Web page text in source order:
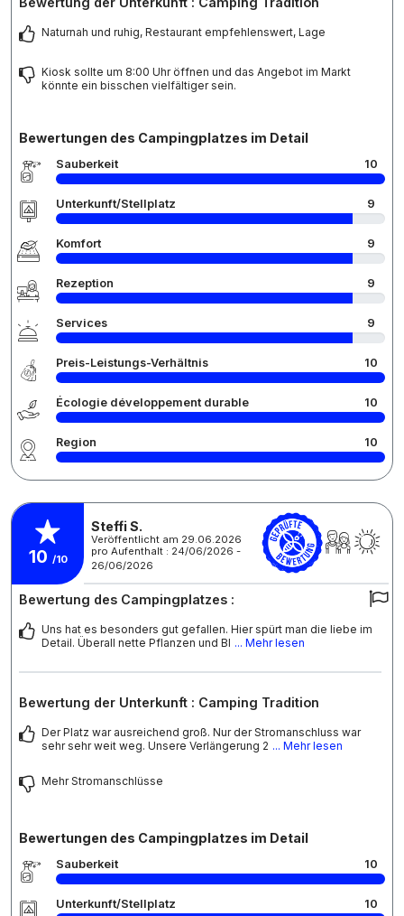
Naturnah und ruhig, Restaurant empfehlenswert, Lage
Kiosk sollte um 8:00 Uhr öffnen und das Angebot im Markt
könnte ein bisschen vielfältiger sein.
Bewertungen des Campingplatzes im Detail
Sauberkeit 10
Unterkunft/Stellplatz 9
Komfort 9
Rezeption 9
Services 9
Preis-Leistungs-Verhältnis 10
Écologie développement durable 10
Region 10
10 /10
Steffi S.
Veröffentlicht am 29.06.2026
pro Aufenthalt : 24/06/2026 -
26/06/2026
Bewertung des Campingplatzes :
Uns hat es besonders gut gefallen. Hier spürt man die liebe im
Detail. Überall nette Pflanzen und Bl ... Mehr lesen
Bewertung der Unterkunft : Camping Tradition
Der Platz war ausreichend groß. Nur der Stromanschluss war
sehr sehr weit weg. Unsere Verlängerung 2 ... Mehr lesen
Mehr Stromanschlüsse
Bewertungen des Campingplatzes im Detail
Sauberkeit 10
Unterkunft/Stellplatz 10